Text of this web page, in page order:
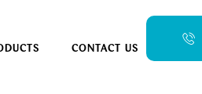
CONTACT US